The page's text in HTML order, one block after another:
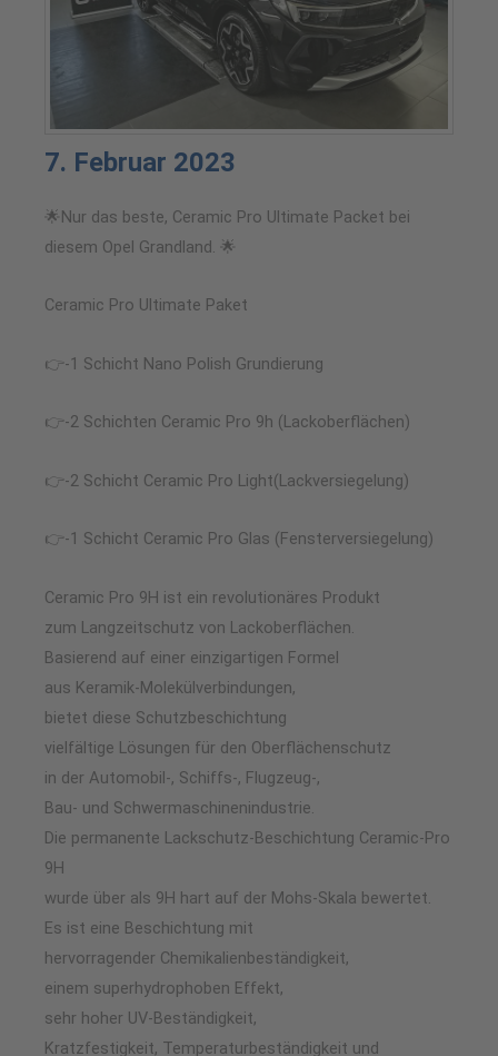
7. Februar 2023
🌟Nur das beste, Ceramic Pro Ultimate Packet bei
diesem Opel Grandland. 🌟
Ceramic Pro Ultimate Paket
👉-1 Schicht Nano Polish Grundierung
👉-2 Schichten Ceramic Pro 9h (Lackoberflächen)
👉-2 Schicht Ceramic Pro Light(Lackversiegelung)
👉-1 Schicht Ceramic Pro Glas (Fensterversiegelung)
Ceramic Pro 9H ist ein revolutionäres Produkt
zum Langzeitschutz von Lackoberflächen.
Basierend auf einer einzigartigen Formel
aus Keramik-Molekülverbindungen,
bietet diese Schutzbeschichtung
vielfältige Lösungen für den Oberflächenschutz
in der Automobil-, Schiffs-, Flugzeug-,
Bau- und Schwermaschinenindustrie.
Die permanente Lackschutz-Beschichtung Ceramic-Pro
9H
wurde über als 9H hart auf der Mohs-Skala bewertet.
Es ist eine Beschichtung mit
hervorragender Chemikalienbeständigkeit,
einem superhydrophoben Effekt,
sehr hoher UV-Beständigkeit,
Kratzfestigkeit, Temperaturbeständigkeit und